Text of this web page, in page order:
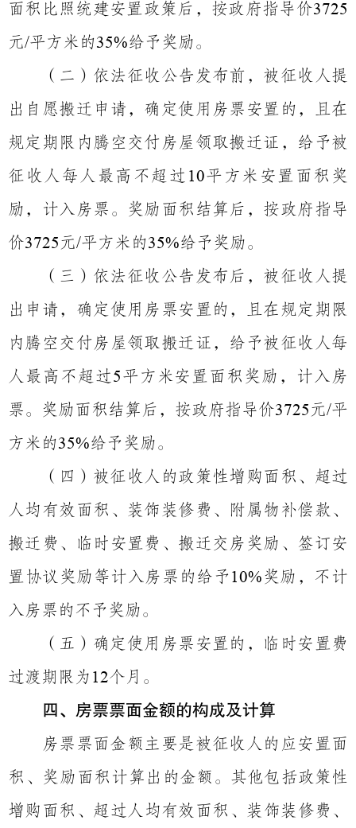
面积比照统建安置政策后，按政府指导价3725
元/平方米的35%给予奖励。
（二）依法征收公告发布前，被征收人提
出自愿搬迁申请，确定使用房票安置的 ，
且在
规定期限内腾空交付房屋领取搬迁证，给予被
征收人每人最高不超过 10平方米安置面积奖
励，计入房票。奖励面积结算后，按政府指导
价3725元/平方米的35%给予奖励。
（三）依法征收公告发布后，被征收人提
出申请，确定使用房票安置的 ，
且在规定期限
内腾空交付房屋领取搬迁证，给予被征收人每
人最高不超过5平方米安置面积奖励，计入房
票。奖励面积结算后，按政府指导价3725元/平
方米的35%给予奖励。
（四） 被征收人的政策性增购面积、超过
人均有效面积、装饰装修费、附属物补偿款、
搬迁费、临时安置费、搬迁交房奖励、签订安
置协议奖励等计入房票的给予 10%奖励，不计
入房票的不予奖励。
（五） 确定使用房票安置的，临时安置费
过渡期限为 12个月。
四、房票票面金额的构成及计算
房票票面金额主要是被征收人的应安置面
积、奖励面积计算出 的金额。其他包括政策性
增购面积、超过人均有效面积、装饰装修费、